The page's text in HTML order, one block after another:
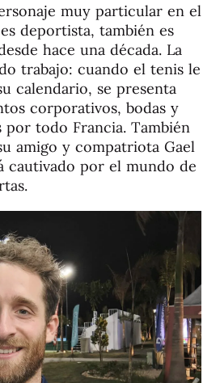
muy particular en el
deportista, también es
hace una década. La
trabajo: cuando el tenis le
calendario, se presenta
corporativos, bodas y
por todo Francia. También
amigo y compatriota Gael
cautivado por el mundo de